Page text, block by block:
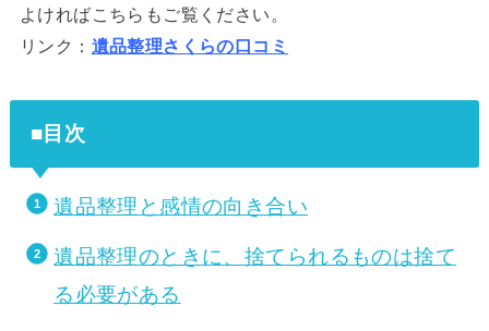
よければこちらもご覧ください。
リンク： 遺品整理さくらの口コミ
■目次
遺品整理と感情の向き合い
遺品整理のときに、捨てられるものは捨て
る必要がある